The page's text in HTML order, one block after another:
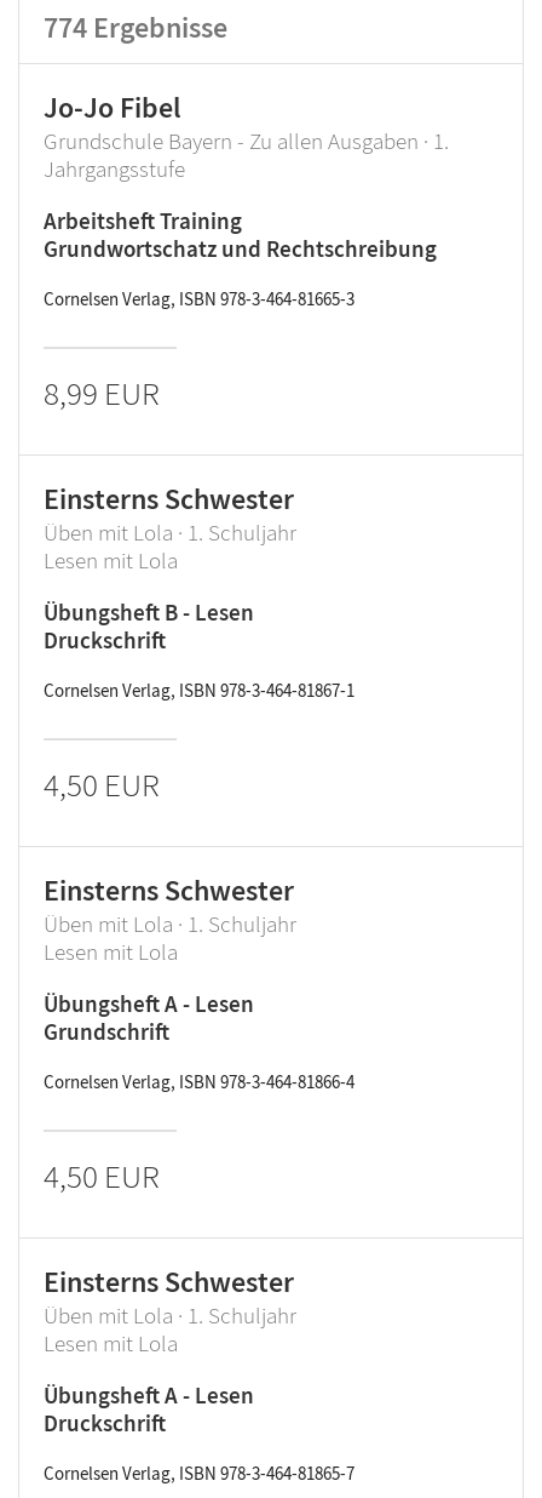
774 Ergebnisse
Jo-Jo Fibel
Grundschule Bayern - Zu allen Ausgaben · 1.
Jahrgangsstufe
Arbeitsheft Training
Grundwortschatz und Rechtschreibung
Cornelsen Verlag, ISBN 978-3-464-81665-3
8,99 EUR
Einsterns Schwester
Üben mit Lola · 1. Schuljahr
Lesen mit Lola
Übungsheft B - Lesen
Druckschrift
Cornelsen Verlag, ISBN 978-3-464-81867-1
4,50 EUR
Einsterns Schwester
Üben mit Lola · 1. Schuljahr
Lesen mit Lola
Übungsheft A - Lesen
Grundschrift
Cornelsen Verlag, ISBN 978-3-464-81866-4
4,50 EUR
Einsterns Schwester
Üben mit Lola · 1. Schuljahr
Lesen mit Lola
Übungsheft A - Lesen
Druckschrift
Cornelsen Verlag, ISBN 978-3-464-81865-7